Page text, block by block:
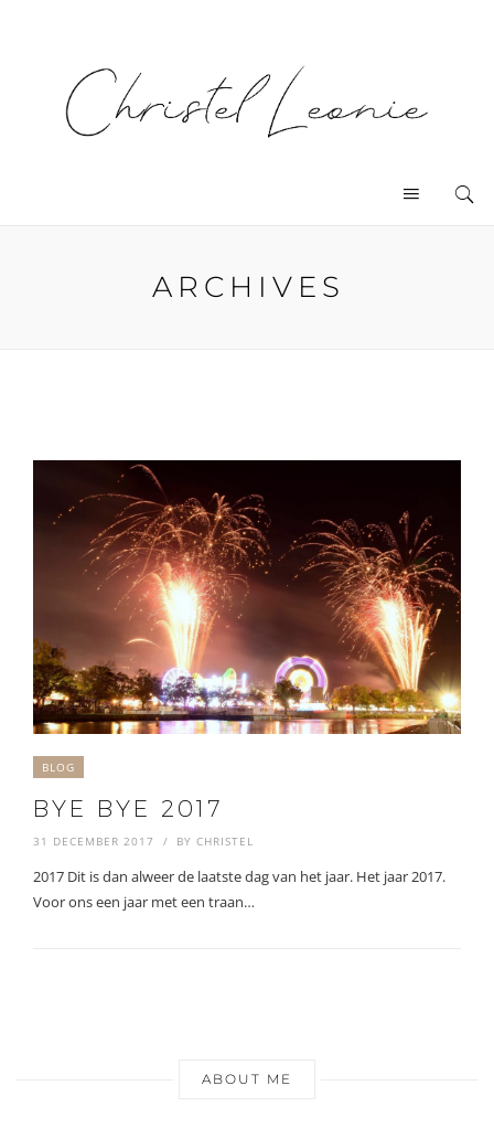
ARCHIVES
BLOG
BYE BYE 2017
31 DECEMBER 2017 BY CHRISTEL
2017 Dit is dan alweer de laatste dag van het jaar. Het jaar 2017.
Voor ons een jaar met een traan…
ABOUT ME